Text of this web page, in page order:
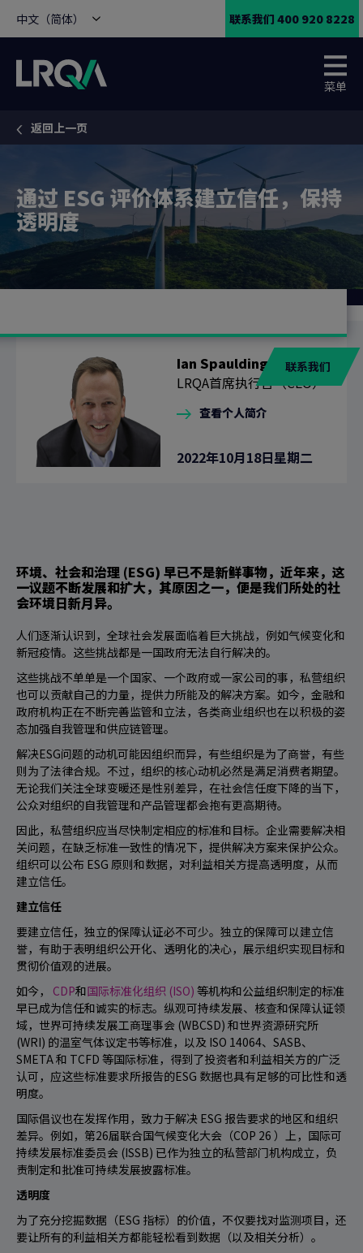
中文（简体） 联系我们 400 920 8228
菜单
You are here:
返回上一页
通过 ESG 评价体系建立信任，保持
透明度
联系我们
Ian Spaulding
LRQA首席执行官（CEO）
查看个人简介
2022年10月18日星期二
环境、社会和治理 (ESG) 早已不是新鲜事物，近年来，这
一议题不断发展和扩大，其原因之一，便是我们所处的社
会环境日新月异。
人们逐渐认识到，全球社会发展面临着巨大挑战，例如气候变化和
新冠疫情。这些挑战都是一国政府无法自行解决的。
这些挑战不单单是一个国家、一个政府或一家公司的事，私营组织
也可以贡献自己的力量，提供力所能及的解决方案。如今，金融和
政府机构正在不断完善监管和立法，各类商业组织也在以积极的姿
态加强自我管理和供应链管理。
解决ESG问题的动机可能因组织而异，有些组织是为了商誉，有些
则为了法律合规。不过，组织的核心动机必然是满足消费者期望。
无论我们关注全球变暖还是性别差异，在社会信任度下降的当下，
公众对组织的自我管理和产品管理都会抱有更高期待。
因此，私营组织应当尽快制定相应的标准和目标。企业需要解决相
关问题，在缺乏标准一致性的情况下，提供解决方案来保护公众。
组织可以公布 ESG 原则和数据，对利益相关方提高透明度，从而
建立信任。
建立信任
要建立信任，独立的保障认证必不可少。独立的保障可以建立信
誉，有助于表明组织公开化、透明化的决心，展示组织实现目标和
贯彻价值观的进展。
如今， CDP和国际标准化组织 (ISO) 等机构和公益组织制定的标准
早已成为信任和诚实的标志。纵观可持续发展、核查和保障认证领
域，世界可持续发展工商理事会 (WBCSD) 和世界资源研究所
(WRI) 的温室气体议定书等标准，以及 ISO 14064、SASB、
SMETA 和 TCFD 等国际标准，得到了投资者和利益相关方的广泛
认可，应这些标准要求所报告的ESG 数据也具有足够的可比性和透
明度。
国际倡议也在发挥作用，致力于解决 ESG 报告要求的地区和组织
差异。例如，第26届联合国气候变化大会（COP 26 ）上，国际可
持续发展标准委员会 (ISSB) 已作为独立的私营部门机构成立，负
责制定和批准可持续发展披露标准。
透明度
为了充分挖掘数据（ESG 指标）的价值，不仅要找对监测项目，还
要让所有的利益相关方都能轻松看到数据（以及相关分析）。